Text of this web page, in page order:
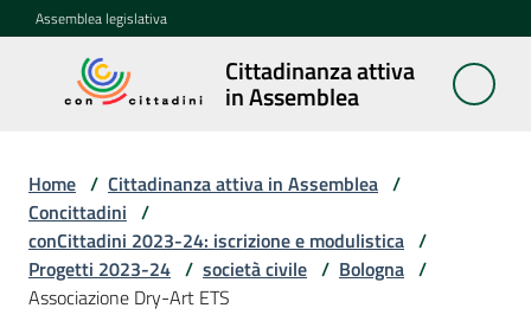
Vai al contenuto
Vai alla navigazione
Vai al footer
Assemblea legislativa
Cittadinanza attiva
in Assemblea
Cittadinanza
attiva in
Concittadini
Menu selezionato
Porte
Home / Cittadinanza attiva in Assemblea /
Concittadini /
conCittadini 2023-24: iscrizione e modulistica /
Progetti 2023-24 / società civile / Bologna /
Associazione Dry-Art ETS